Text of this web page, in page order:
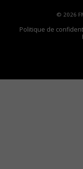
© 2026
Politique de